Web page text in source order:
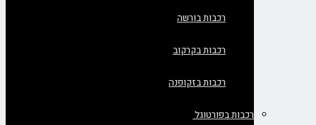
רכבות בורשה
רכבות בקרקוב
רכבות בזקופנה
רכבות בפורטוגל